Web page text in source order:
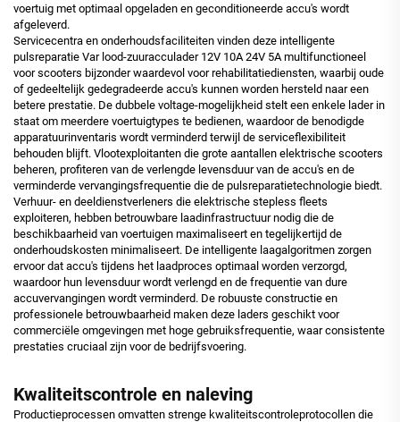
voertuig met optimaal opgeladen en geconditioneerde accu's wordt
afgeleverd.
Servicecentra en onderhoudsfaciliteiten vinden deze intelligente
pulsreparatie Var lood-zuuracculader 12V 10A 24V 5A multifunctioneel
voor scooters bijzonder waardevol voor rehabilitatiediensten, waarbij oude
of gedeeltelijk gedegradeerde accu's kunnen worden hersteld naar een
betere prestatie. De dubbele voltage-mogelijkheid stelt een enkele lader in
staat om meerdere voertuigtypes te bedienen, waardoor de benodigde
apparatuurinventaris wordt verminderd terwijl de serviceflexibiliteit
behouden blijft. Vlootexploitanten die grote aantallen elektrische scooters
beheren, profiteren van de verlengde levensduur van de accu's en de
verminderde vervangingsfrequentie die de pulsreparatietechnologie biedt.
Verhuur- en deeldienstverleners die elektrische stepless fleets
exploiteren, hebben betrouwbare laadinfrastructuur nodig die de
beschikbaarheid van voertuigen maximaliseert en tegelijkertijd de
onderhoudskosten minimaliseert. De intelligente laagalgoritmen zorgen
ervoor dat accu's tijdens het laadproces optimaal worden verzorgd,
waardoor hun levensduur wordt verlengd en de frequentie van dure
accuvervangingen wordt verminderd. De robuuste constructie en
professionele betrouwbaarheid maken deze laders geschikt voor
commerciële omgevingen met hoge gebruiksfrequentie, waar consistente
prestaties cruciaal zijn voor de bedrijfsvoering.
Kwaliteitscontrole en naleving
Productieprocessen omvatten strenge kwaliteitscontroleprotocollen die